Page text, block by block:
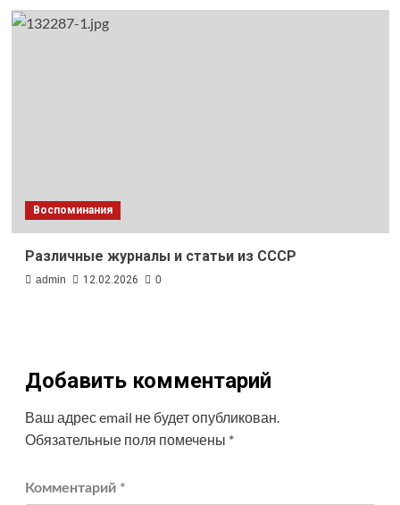
Воспоминания
Различные журналы и статьи из СССР
admin 12.02.2026 0
Добавить комментарий
Ваш адрес email не будет опубликован.
Обязательные поля помечены *
Комментарий *